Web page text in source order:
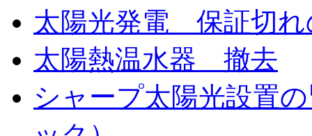
太陽光発電 保証切れ
太陽熱温水器 撤去
シャープ太陽光設置